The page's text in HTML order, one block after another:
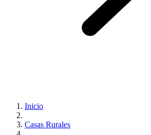
Inicio
Casas Rurales